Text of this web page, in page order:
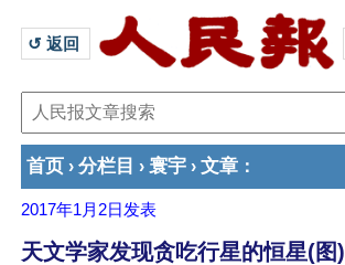
↺ 返回
首页 › 分栏目 › 寰宇 › 文章 ：
2017年1月2日 发表
天文学家发现贪吃行星的恒星(图)